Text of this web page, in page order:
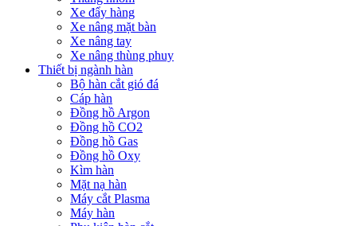
Xe đẩy hàng
Xe nâng mặt bàn
Xe nâng tay
Xe nâng thùng phuy
Thiết bị ngành hàn
Bộ hàn cắt gió đá
Cáp hàn
Đồng hồ Argon
Đồng hồ CO2
Đồng hồ Gas
Đồng hồ Oxy
Kìm hàn
Mặt nạ hàn
Máy cắt Plasma
Máy hàn